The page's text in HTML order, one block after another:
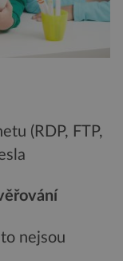
(RDP, FTP,
nejsou